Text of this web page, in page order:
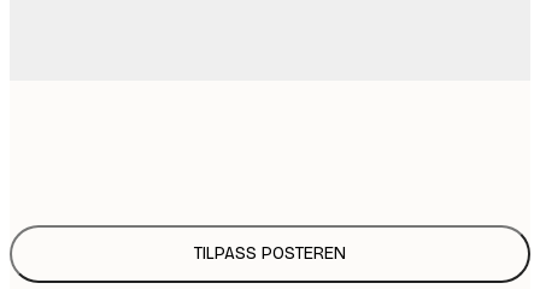
TILPASS POSTEREN